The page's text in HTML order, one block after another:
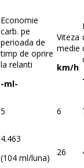
Economie
carb. pe
perioada de
timp de oprire
la relanti
-ml-
Viteza
medie
km/h
5 6
4.463
(104 ml/luna)
26